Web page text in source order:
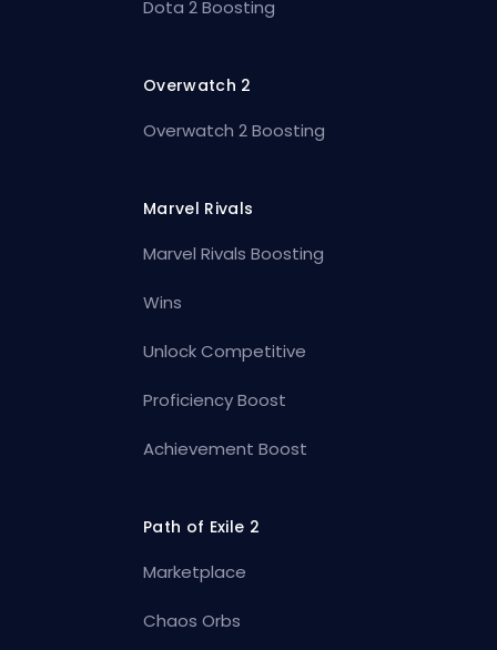
Dota 2 Boosting
Overwatch 2
Overwatch 2 Boosting
Marvel Rivals
Marvel Rivals Boosting
Wins
Unlock Competitive
Proficiency Boost
Achievement Boost
Path of Exile 2
Marketplace
Chaos Orbs